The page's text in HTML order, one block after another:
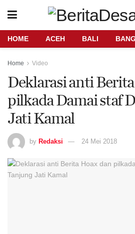
HOME ACEH BALI
Home Video
Deklarasi anti
pilkada Damai staf
Jati Kamal
by Redaksi 24 Mei 2018